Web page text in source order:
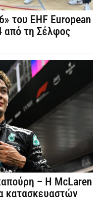
του EHF European
από τη Σέλφος
– Η McLaren
κατασκευαστών